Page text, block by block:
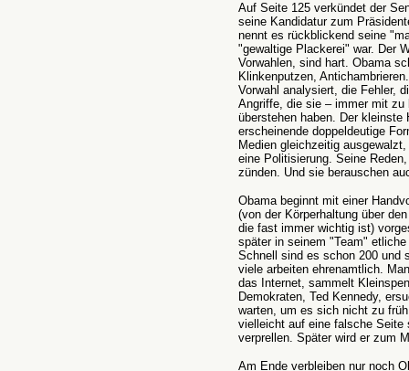
Auf Seite 125 verkündet der
seine Kandidatur zum
nennt es rückblickend seine
"gewaltige Plackerei" war. Der
Vorwahlen, sind hart. Obama
Klinkenputzen,
Vorwahl analysiert, die Fehler,
Angriffe, die sie – immer mit zu
überstehen haben. Der kleinste
erscheinende doppeldeutige
Medien gleichzeitig
eine Politisierung. Seine
zünden. Und sie berauschen
Obama beginnt mit einer
(von der Körperhaltung über
die fast immer wichtig ist)
später in seinem "Team"
Schnell sind es schon 200 und
viele arbeiten ehrenamtlich.
das Internet, sammelt
Demokraten, Ted Kennedy,
warten, um es sich nicht zu
vielleicht auf eine falsche Seite
verprellen. Später wird er zum
Am Ende verbleiben nur noch